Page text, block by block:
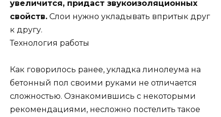
увеличится, придаст звукоизоляционных
свойств. Слои нужно укладывать впритык друг
к другу.
Технология работы
Как говорилось ранее, укладка линолеума на
бетонный пол своими руками не отличается
сложностью. Ознакомившись с некоторыми
рекомендациями, несложно постелить такое